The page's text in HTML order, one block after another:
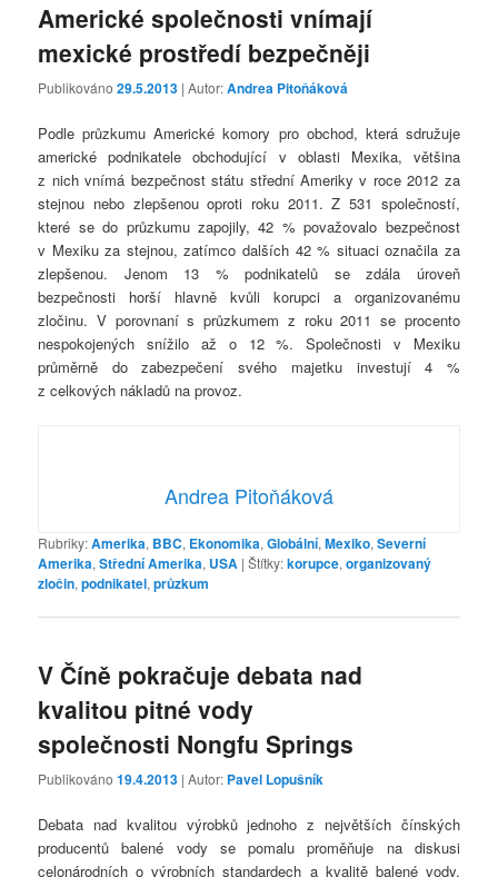
Americké společnosti vnímají
mexické prostředí bezpečněji
Publikováno29.5.2013 | Autor:Andrea Pitoňáková
Podle průzkumu Americké komory pro obchod, která sdružuje
americké podnikatele obchodující v oblasti Mexika, většina
z nich vnímá bezpečnost státu střední Ameriky v roce 2012 za
stejnou nebo zlepšenou oproti roku 2011. Z 531 společností,
které se do průzkumu zapojily, 42 % považovalo bezpečnost
v Mexiku za stejnou, zatímco dalších 42 % situaci označila za
zlepšenou. Jenom 13 % podnikatelů se zdála úroveň
bezpečnosti horší hlavně kvůli korupci a organizovanému
zločinu. V porovnaní s průzkumem z roku 2011 se procento
nespokojených snížilo až o 12 %. Společnosti v Mexiku
průměrně do zabezpečení svého majetku investují 4 %
z celkových nákladů na provoz.
Andrea Pitoňáková
Rubriky:Amerika, BBC, Ekonomika,Globální,Mexiko,Severní
Amerika,Střední Amerika, USA |Štítky:korupce,organizovaný
zločin,podnikatel,průzkum
V Číně pokračuje debata nad
kvalitou pitné vody
společnosti Nongfu Springs
Publikováno19.4.2013 | Autor: Pavel Lopušník
Debata nad kvalitou výrobků jednoho z největších čínských
producentů balené vody se pomalu proměňuje na diskusi
celonárodních o výrobních standardech a kvalitě balené vody.